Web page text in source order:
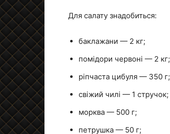
Для салату знадобиться:
баклажани — 2 кг;
помідори червоні — 2 кг;
ріпчаста цибуля — 350 г;
свіжий чилі — 1 стручок;
морква — 500 г;
петрушка — 50 г;